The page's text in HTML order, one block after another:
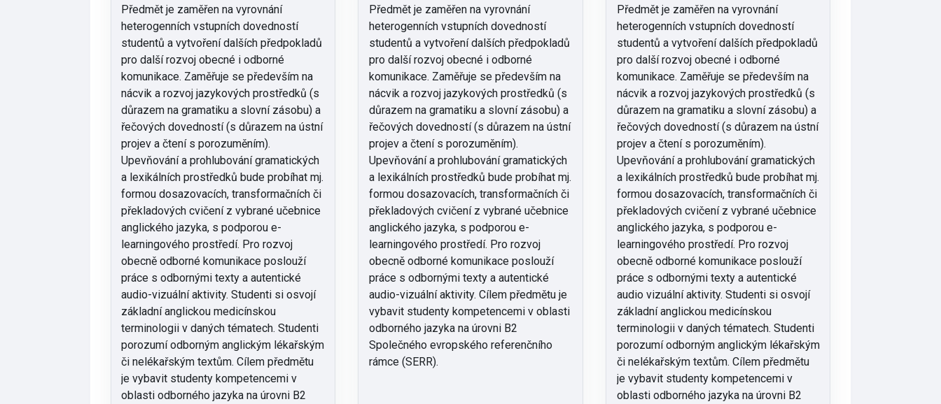
Předmět je zaměřen na vyrovnání
heterogenních vstupních dovedností
studentů a vytvoření dalších předpokladů
pro další rozvoj obecné i odborné
komunikace. Zaměřuje se především na
nácvik a rozvoj jazykových prostředků (s
důrazem na gramatiku a slovní zásobu) a
řečových dovedností (s důrazem na ústní
projev a čtení s porozuměním).
Upevňování a prohlubování gramatických
a lexikálních prostředků bude probíhat mj.
formou dosazovacích, transformačních či
překladových cvičení z vybrané učebnice
anglického jazyka, s podporou e-
learningového prostředí. Pro rozvoj
obecně odborné komunikace poslouží
práce s odbornými texty a autentické
audio-vizuální aktivity. Studenti si osvojí
základní anglickou medicínskou
terminologii v daných tématech. Studenti
porozumí odborným anglickým lékařským
či nelékařským textům. Cílem předmětu
je vybavit studenty kompetencemi v
oblasti odborného jazyka na úrovni B2
Předmět je zaměřen na vyrovnání
heterogenních vstupních dovedností
studentů a vytvoření dalších předpokladů
pro další rozvoj obecné i odborné
komunikace. Zaměřuje se především na
nácvik a rozvoj jazykových prostředků (s
důrazem na gramatiku a slovní zásobu) a
řečových dovedností (s důrazem na ústní
projev a čtení s porozuměním).
Upevňování a prohlubování gramatických
a lexikálních prostředků bude probíhat mj.
formou dosazovacích, transformačních či
překladových cvičení z vybrané učebnice
anglického jazyka, s podporou e-
learningového prostředí. Pro rozvoj
obecně odborné komunikace poslouží
práce s odbornými texty a autentické
audio-vizuální aktivity. Cílem předmětu je
vybavit studenty kompetencemi v oblasti
odborného jazyka na úrovni B2
Společného evropského referenčního
rámce (SERR).
Předmět je zaměřen na vyrovnání
heterogenních vstupních dovedností
studentů a vytvoření dalších předpokladů
pro další rozvoj obecné i odborné
komunikace. Zaměřuje se především na
nácvik a rozvoj jazykových prostředků (s
důrazem na gramatiku a slovní zásobu) a
řečových dovedností (s důrazem na ústní
projev a čtení s porozuměním).
Upevňování a prohlubování gramatických
a lexikálních prostředků bude probíhat mj.
formou dosazovacích, transformačních či
překladových cvičení z vybrané učebnice
anglického jazyka, s podporou e-
learningového prostředí. Pro rozvoj
obecně odborné komunikace poslouží
práce s odbornými texty a autentické
audio vizuální aktivity. Studenti si osvojí
základní anglickou medicínskou
terminologii v daných tématech. Studenti
porozumí odborným anglickým lékařským
či nelékařským textům. Cílem předmětu
je vybavit studenty kompetencemi v
oblasti odborného jazyka na úrovni B2